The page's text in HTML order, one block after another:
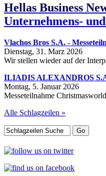
Hellas Business
Unternehmens-
Vlachos Bros S.A. -
Dienstag, 31. Marz 2026
Wir stellen wieder auf der
ILIADIS ALEXANDROS
Montag, 5. Januar 2026
Messeteilnahme
Alle Schlagzeilen »